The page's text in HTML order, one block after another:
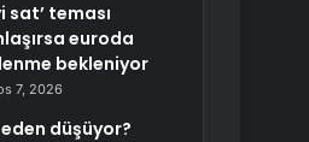
sat’ teması
euroda
bekleniyor
7, 2026
düşüyor?